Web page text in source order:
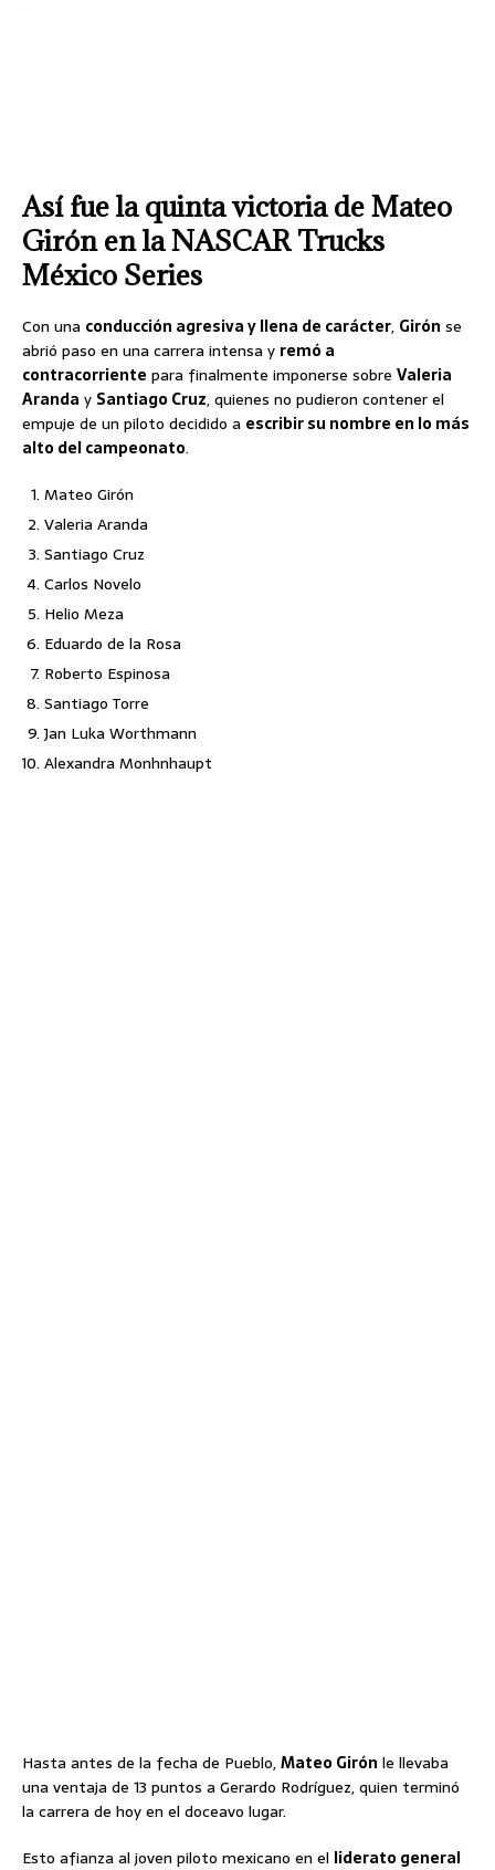
Así fue la quinta victoria de Mateo
Girón en la NASCAR Trucks
México Series
Con una conducción agresiva y llena de carácter, Girón se
abrió paso en una carrera intensa y remó a
contracorriente para finalmente imponerse sobre Valeria
Aranda y Santiago Cruz, quienes no pudieron contener el
empuje de un piloto decidido a escribir su nombre en lo más
alto del campeonato.
Mateo Girón
Valeria Aranda
Santiago Cruz
Carlos Novelo
Helio Meza
Eduardo de la Rosa
Roberto Espinosa
Santiago Torre
Jan Luka Worthmann
Alexandra Monhnhaupt
Hasta antes de la fecha de Pueblo,Mateo Girón le llevaba
una ventaja de 13 puntos a Gerardo Rodríguez, quien terminó
la carrera de hoy en el doceavo lugar.
Esto afianza al joven piloto mexicano en el liderato general